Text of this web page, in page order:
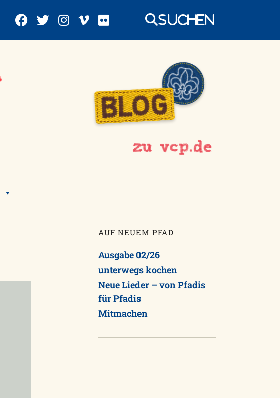
Suchen
AUF NEUEM PFAD
Ausgabe 02/26
unterwegs kochen
Neue Lieder – von Pfadis
für Pfadis
Mitmachen